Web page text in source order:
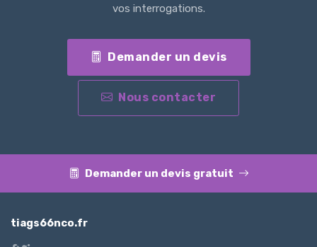
vos interrogations.
Demander un devis
Nous contacter
Demander un devis gratuit
tiags66nco.fr